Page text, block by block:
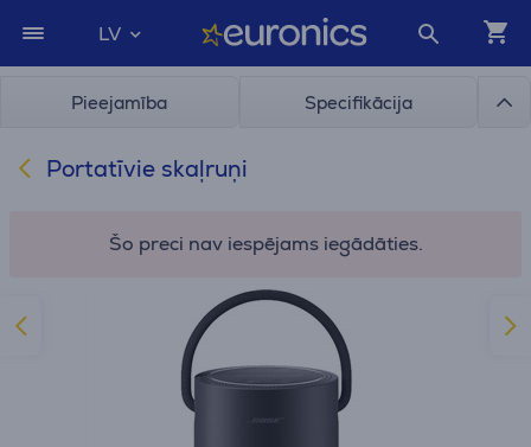
LV
Pieejamība Specifikācija
Portatīvie skaļruņi
Šo preci nav iespējams iegādāties.